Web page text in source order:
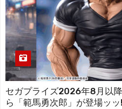
セガプライズ2026年8月以
ら「範馬勇次郎」が登場ッッ